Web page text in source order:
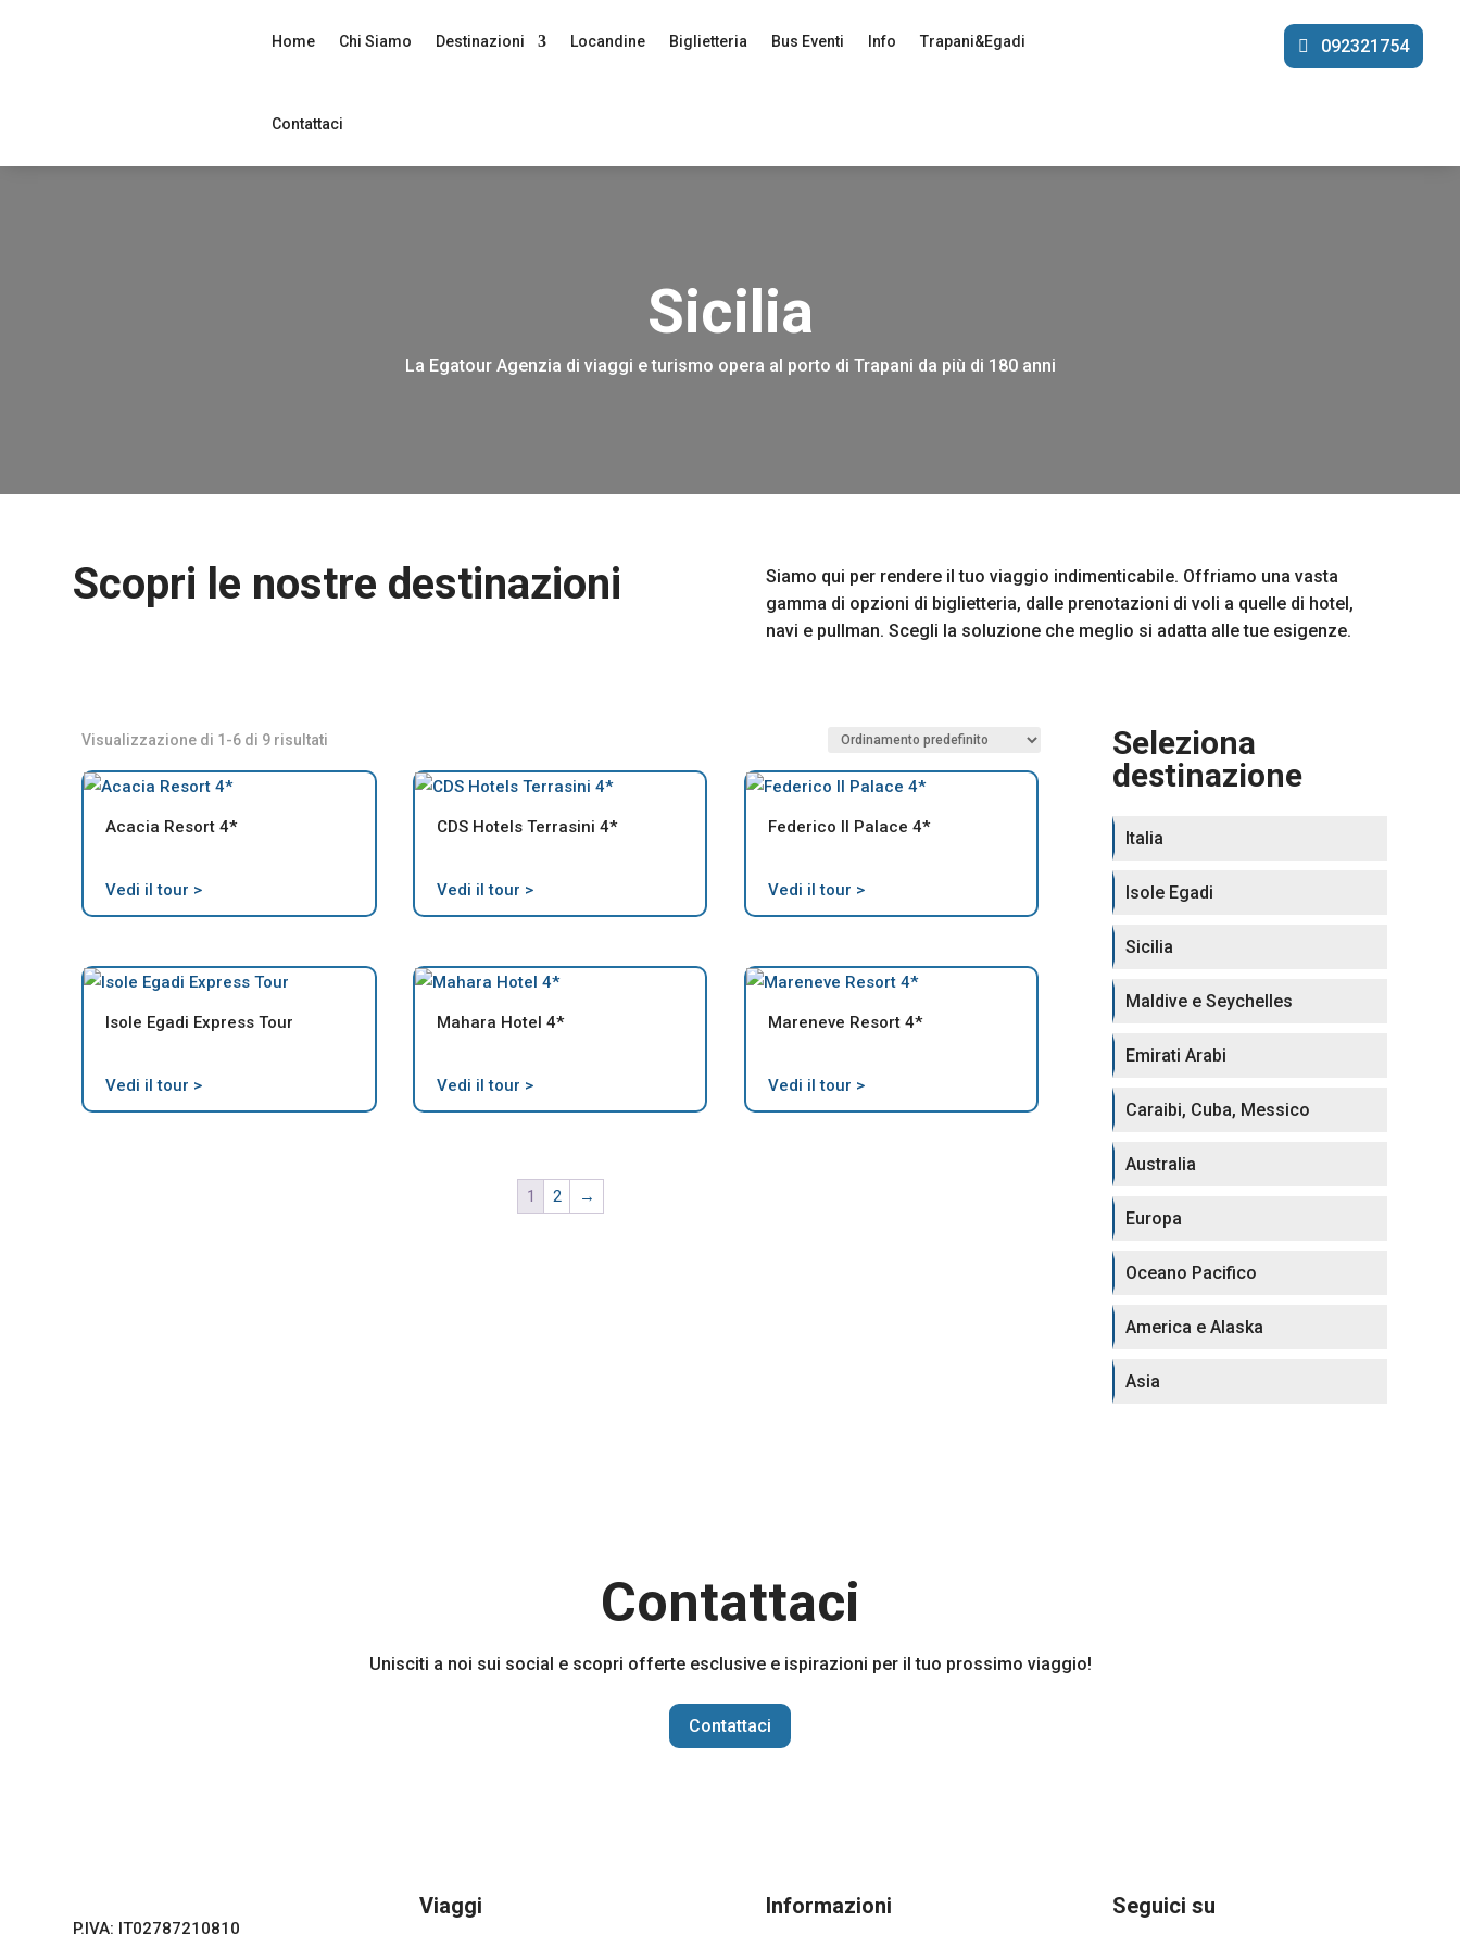
Home Chi Siamo Destinazioni Locandine Biglietteria Bus Eventi Info Trapani&Egadi
Contattaci
092321754
Sicilia
La Egatour Agenzia di viaggi e turismo opera al porto di Trapani da più di 180 anni
Scopri le nostre destinazioni
Siamo qui per rendere il tuo viaggio indimenticabile. Offriamo una vasta
gamma di opzioni di biglietteria, dalle prenotazioni di voli a quelle di hotel,
navi e pullman. Scegli la soluzione che meglio si adatta alle tue esigenze.
Visualizzazione di 1-6 di 9 risultati
Acacia Resort 4*
Vedi il tour >
CDS Hotels Terrasini 4*
Vedi il tour >
Federico II Palace 4*
Vedi il tour >
Isole Egadi Express Tour
Vedi il tour >
Mahara Hotel 4*
Vedi il tour >
Mareneve Resort 4*
Vedi il tour >
1 2 →
Seleziona
destinazione
Italia
Isole Egadi
Sicilia
Maldive e Seychelles
Emirati Arabi
Caraibi, Cuba, Messico
Australia
Europa
Oceano Pacifico
America e Alaska
Asia
Contattaci
Unisciti a noi sui social e scopri offerte esclusive e ispirazioni per il tuo prossimo viaggio!
Contattaci
P.IVA: IT02787210810
Viaggi Informazioni Seguici su